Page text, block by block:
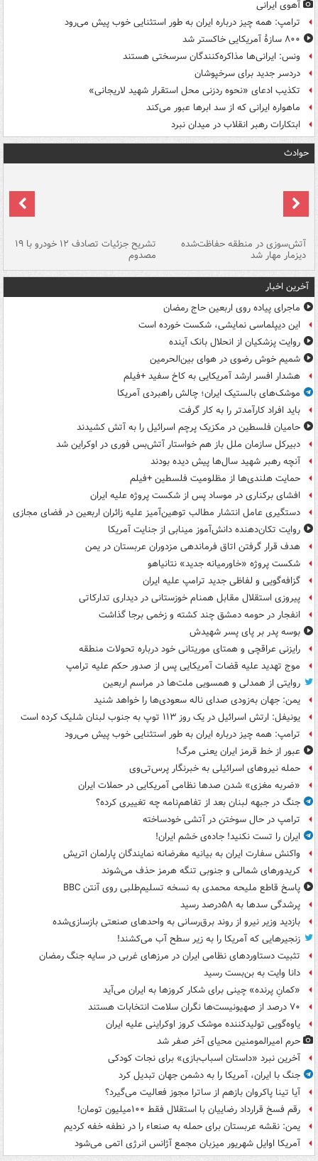
آهوی ایرانی
ترامپ: همه چیز درباره ایران به طور استثنایی خوب پیش می‌رود
۸۰۰ سازۀ آمریکایی خاکستر شد
ونس: ایرانی‌ها مذاکره‌کنندگان سرسختی هستند
دردسر جدید برای سرخپوشان
تکذیب ادعای «نحوه ردزنی محل استقرار شهید لاریجانی»
ماهواره ایرانی که از سد ابرها عبور می‌کند
ابتکارات رهبر انقلاب در میدان نبرد
حوادث
آتش‌سوزی در منطقه حفاظت‌شده
دیزمار مهار شد
تشریح جزئیات تصادف ۱۲ خودرو با ۱۹
مصدوم
آخرین اخبار
ماجرای پیاده روی اربعین حاج رمضان
این دیپلماسی نمایشی، شکست خورده است
روایت پزشکیان از انحلال بانک آینده
شمیم خوش رضوی در هوای بین‌الحرمین
هشدار افسر ارشد آمریکایی به کاخ سفید +فیلم
موشک‌های بالستیک ایران؛ چالش راهبردی آمریکا
باید افراد کارآمدتر را به کار گرفت
حامیان فلسطین در مکزیک پرچم اسرائیل را به آتش کشیدند
دبیرکل سازمان ملل باز هم خواستار آتش‌بس فوری در اوکراین شد
آنچه رهبر شهید سال‌ها پیش دیده بودند
حمایت هلندی‌ها از مظلومیت فلسطین +فیلم
افشای برکناری در موساد پس از شکست پروژه علیه ایران
دستگیری عامل انتشار مطالب توهین‌آمیز علیه زائران اربعین در فضای مجازی
روایت تکان‌دهنده دانش‌آموز مینابی از جنایت آمریکا
هدف قرار گرفتن اتاق‌ فرماندهی مزدوران عربستان در یمن
شکست پروژه «خاورمیانه جدید» نتانیاهو
گزافه‌گویی و لفاظی جدید ترامپ علیه ایران
پیروزی استقلال مقابل همنام خوزستانی در دیداری تدارکاتی
انفجار در حومه دمشق چند کشته و زخمی برجا گذاشت
بوسه‌ پدر بر پای پسر شهیدش
رایزنی عراقچی و همتای موریتانی خود درباره تحولات منطقه
موج تهدید علیه قضات آمریکایی پس از صدور حکم علیه ترامپ
روایتی از همدلی و همسویی ملت‌ها در مراسم اربعین
یمن: جهان به‌زودی صدای ناله سعودی‌ها را خواهد شنید
یونیفل: ارتش اسرائیل در یک روز ۱۱۳ توپ به جنوب لبنان شلیک کرده است
ترامپ: همه چیز درباره ایران به طور استثنایی خوب پیش می‌رود
عبور از خط قرمز ایران یعنی مرگ!
حمله نیروهای اسرائیلی به خبرنگار پرس‌تی‌وی
«ضربه مغزی» شدن صدها نظامی آمریکایی در حملات ایران
جنگ در جبهه لبنان بعد از تفاهم‌نامه چه تغییری کرده؟
ترامپ در حال سوختن در آتشی خودساخته
ایران را تست نکنید! جاده‌ی خشم ایران!
واکنش سفارت ایران به بیانیه مغرضانه نمایندگان پارلمان اتریش
کریدورهای شمالی و جنوبی تنگه هرمز حذف می‌شوند
پاسخ قاطع ملیحه محمدی به نسخه تسلیم‌طلبی روی آنتن BBC
پرشدگی سدها به ۵۸درصد رسید
بازدید وزیر نیرو از روند برق‌رسانی به واحدهای صنعتی بازسازی‌شده
زنجیرهایی که آمریکا را به زیر سطح آب می‌کشند!
تثبیت دستاوردهای نظامی ایران در مرزهای غربی در سایه جنگ رمضان
دانا وایت به بن‌بست رسید
«کمانِ پرنده» چینی برای شکار کروزها به ایران می‌آید
۷۰ درصد از صهیونیست‌ها نگران سلامت انتخابات هستند
یاوه‌گویی تولیدکننده موشک کروز اوکراینی علیه ایران
حرم امیرالمومنین محیای آخر صفر شد
آخرین نبرد «داستان اسباب‌بازی» برای نجات کودکی
جنگ با ایران، آمریکا را به دشمن جهان تبدیل کرد
آیا تینا پاکروان بازهم از ساترا مجوز فعالیت می‌گیرد؟
رقم فسخ قرارداد رضاییان با استقلال فقط ۱۰۰میلیون تومان!
یمن: نقشه عربستان برای حمله به صنعاء را در نطفه خفه کردیم
آمریکا اوایل شهریور میزبان مجمع آژانس انرژی اتمی می‌شود